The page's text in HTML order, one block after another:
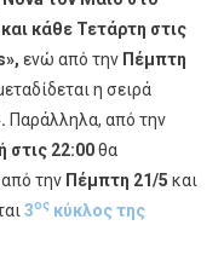
Σειρές
«Ponies»,
«Devil
In
Disguise:
John
Wayne
Gacy»,
κάθε Τετάρτη στις
ενώ από την Πέμπτη
η σειρά
Παράλληλα, από την
στις 22:00θα
την Πέμπτη 21/5 και
3οςκύκλος της